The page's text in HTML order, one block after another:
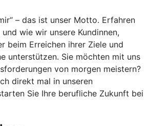
– das ist unser Motto. Erfahren
wie wir unsere Kundinnen,
beim Erreichen ihrer Ziele und
unterstützen. Sie möchten mit uns
von morgen meistern?
direkt mal in unseren
Sie Ihre berufliche Zukunft bei